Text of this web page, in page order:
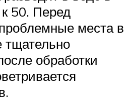
50. Перед
места в
тщательно
обработки